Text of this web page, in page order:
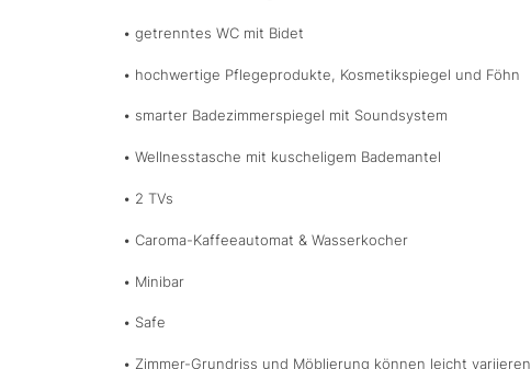
• getrenntes WC mit Bidet
• hochwertige Pflegeprodukte, Kosmetikspiegel und Föhn
• smarter Badezimmerspiegel mit Soundsystem
• Wellnesstasche mit kuscheligem Bademantel
• 2 TVs
• Caroma-Kaffeeautomat & Wasserkocher
• Minibar
• Safe
• Zimmer-Grundriss und Möblierung können leicht variieren